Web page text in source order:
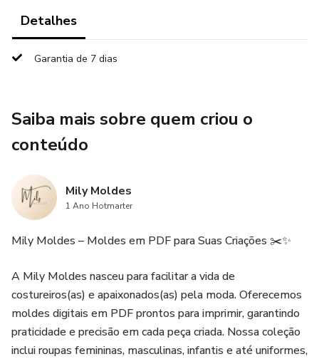
🚫A aquisição deste arquivo confere direitos de uso
exclusivo e proíbe sua revenda, tanto dentro quanto fora
Detalhes
Garantia de 7 dias
Saiba mais sobre quem criou o
conteúdo
Mily Moldes
1 Ano Hotmarter
Mily Moldes – Moldes em PDF para Suas Criações ✂️✨
A Mily Moldes nasceu para facilitar a vida de
costureiros(as) e apaixonados(as) pela moda. Oferecemos
moldes digitais em PDF prontos para imprimir, garantindo
praticidade e precisão em cada peça criada. Nossa coleção
inclui roupas femininas, masculinas, infantis e até uniformes,